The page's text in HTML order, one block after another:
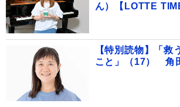
ん）【LOTTE
【特別読物】「救
こと」（17） 角